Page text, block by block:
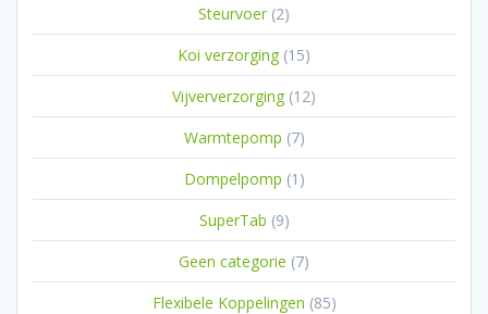
Steurvoer 22
producten
Koi verzorging 1515
producten
Vijververzorging 1212
producten
Warmtepomp 77
producten
Dompelpomp 1 1
product
SuperTab 99
producten
Geen categorie 77
producten
Flexibele Koppelingen 8585